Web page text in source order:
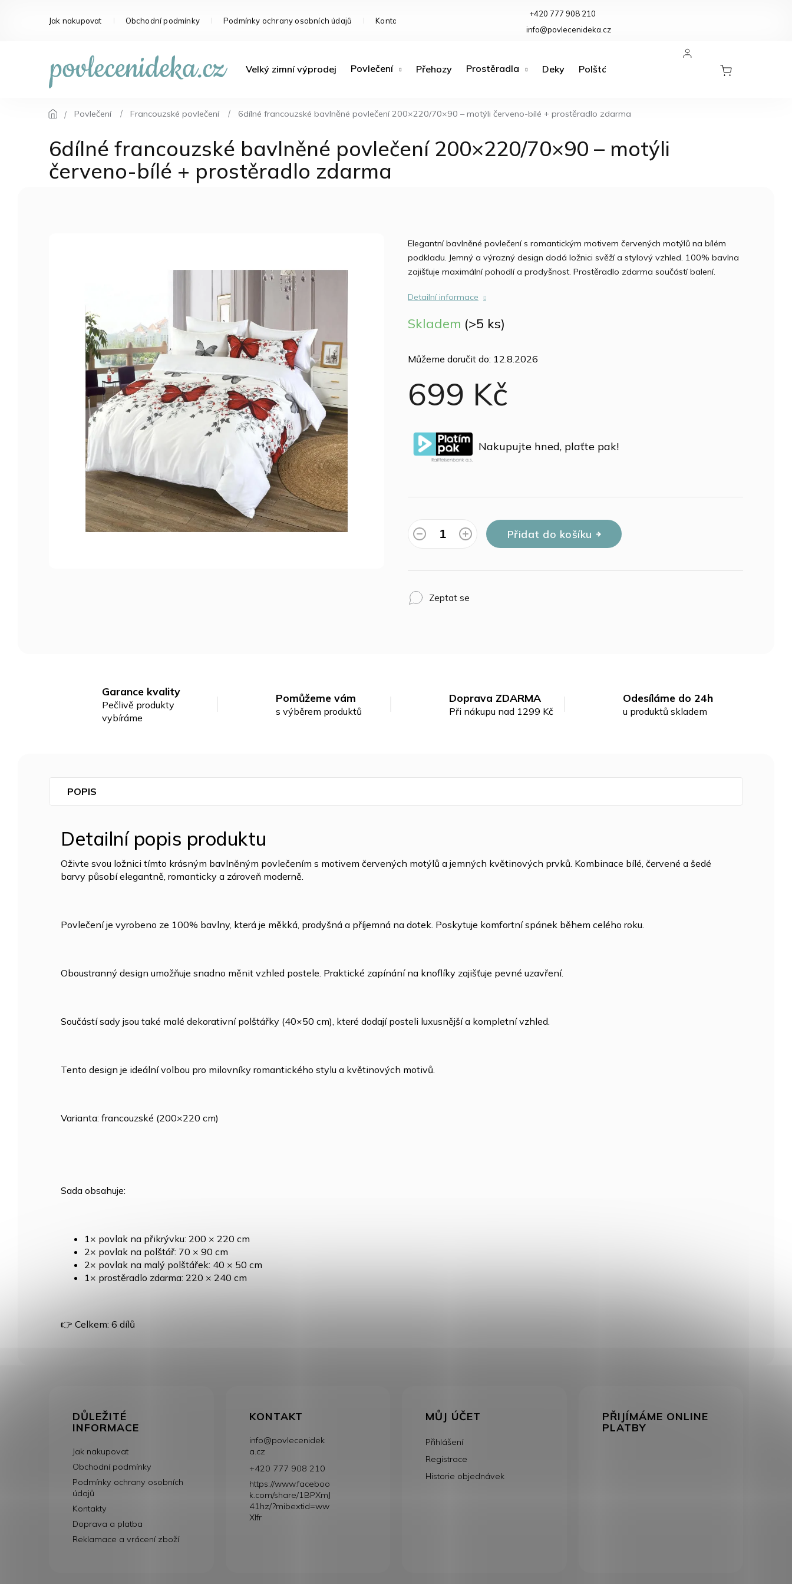
+420 777 908 210
info@povlecenideka.cz
Jak nakupovat Obchodní podmínky Podmínky ochrany osobních údajů Kontakty
Velký zimní výprodej Povlečení Přehozy Prostěradla Deky Polštáře Koupelnové předložky
Povlečení Francouzské povlečení 6dílné francouzské bavlněné povlečení 200×220/70×90 – motýli červeno-bílé + prostěradlo zdarma
6dílné francouzské bavlněné povlečení 200×220/70×90 – motýli
červeno-bílé + prostěradlo zdarma
699 Kč
cena:
Nakupujte hned, plaťte pak!
Skladem (>5 ks)
Můžeme doručit do: 12.8.2026
Přidat do košíku
Elegantní bavlněné povlečení s romantickým motivem červených motýlů na bílém
podkladu. Jemný a výrazný design dodá ložnici svěží a stylový vzhled. 100% bavlna
zajišťuje maximální pohodlí a prodyšnost. Prostěradlo zdarma součástí balení.
Detailní informace
Zeptat se
Garance kvality
Pečlivě produkty
vybíráme
Pomůžeme vám
s výběrem produktů
Doprava ZDARMA
Při nákupu nad 1299 Kč
Odesíláme do 24h
u produktů skladem
POPIS
Detailní popis produktu
Oživte svou ložnici tímto krásným bavlněným povlečením s motivem červených motýlů a jemných květinových prvků. Kombinace bílé, červené a šedé
barvy působí elegantně, romanticky a zároveň moderně.
Povlečení je vyrobeno ze 100% bavlny, která je měkká, prodyšná a příjemná na dotek. Poskytuje komfortní spánek během celého roku.
Oboustranný design umožňuje snadno měnit vzhled postele. Praktické zapínání na knoflíky zajišťuje pevné uzavření.
Součástí sady jsou také malé dekorativní polštářky (40×50 cm), které dodají posteli luxusnější a kompletní vzhled.
Tento design je ideální volbou pro milovníky romantického stylu a květinových motivů.
Varianta: francouzské (200×220 cm)
Sada obsahuje:
1× povlak na přikrývku: 200 × 220 cm
2× povlak na polštář: 70 × 90 cm
2× povlak na malý polštářek: 40 × 50 cm
1× prostěradlo zdarma: 220 × 240 cm
👉 Celkem: 6 dílů
DŮLEŽITÉ
INFORMACE
Jak nakupovat
Obchodní podmínky
Podmínky ochrany osobních
údajů
Kontakty
Doprava a platba
Reklamace a vrácení zboží
KONTAKT
info@povlecenidek
a.cz
+420 777 908 210
https://www.faceboo
k.com/share/1BPXmJ
41hz/?mibextid=ww
XIfr
MŮJ ÚČET
Přihlášení
Registrace
Historie objednávek
PŘIJÍMÁME ONLINE
PLATBY